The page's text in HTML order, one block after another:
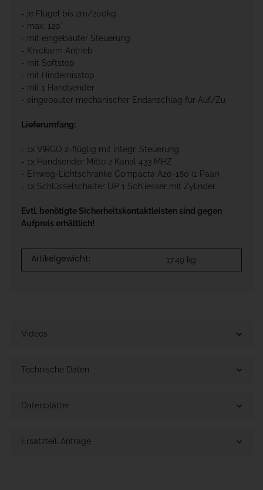
- je Flügel bis 2m/200kg
- max. 120°
- mit eingebauter Steuerung
- Knickarm Antrieb
- mit Softstop
- mit Hindernisstop
- mit 1 Handsender
- eingebauter mechanischer Endanschlag für Auf/Zu
Lieferumfang:
- 1x VIRGO 2-flüglig mit integr. Steuerung
- 1x Handsender Mitto 2 Kanal 433 MHZ
- Einweg-Lichtschranke Compacta A20-180 (1 Paar)
- 1x Schlüsselschalter UP 1 Schliesser mit Zylinder
Evtl. benötigte Sicherheitskontaktleisten sind gegen
Aufpreis erhältlich!
Artikelgewicht: 17,49 kg
Videos
Technische Daten
Datenblätter
Ersatzteil-Anfrage